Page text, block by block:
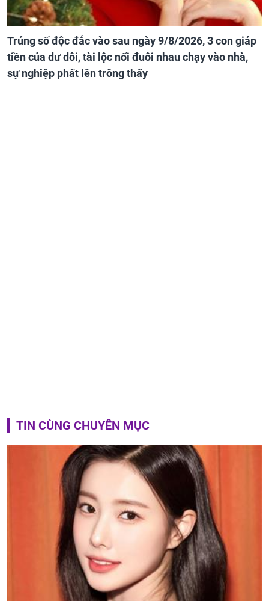
Trúng số độc đắc vào sau ngày 9/8/2026, 3 con giáp
tiền của dư dôi, tài lộc nối đuôi nhau chạy vào nhà,
sự nghiệp phất lên trông thấy
TIN CÙNG CHUYÊN MỤC